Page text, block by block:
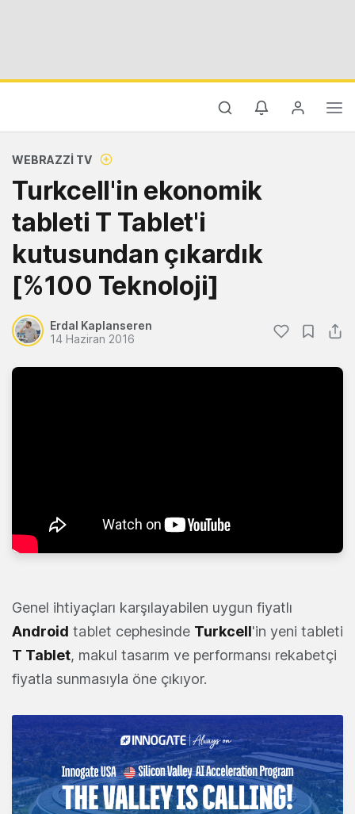
WEBRAZZI TV
Turkcell'in ekonomik
tableti T Tablet'i
kutusundan çıkardık
[%100 Teknoloji]
Erdal Kaplanseren
14 Haziran 2016
Genel ihtiyaçları karşılayabilen uygun fiyatlı
Android tablet cephesinde Turkcell'in yeni tableti
T Tablet, makul tasarım ve performansı rekabetçi
fiyatla sunmasıyla öne çıkıyor.